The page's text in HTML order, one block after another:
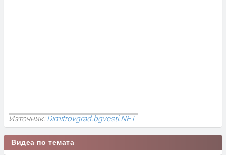
Източник:Dimitrovgrad.bgvesti.NET
Видеа по темата